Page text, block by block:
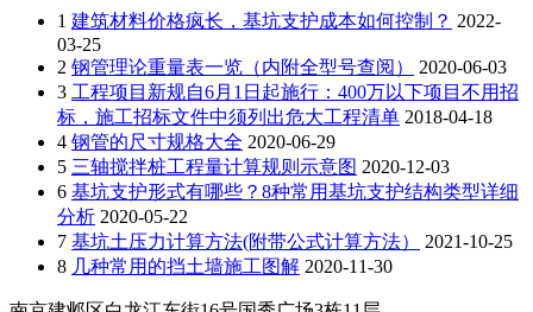
1 建筑材料价格疯长，基坑支护成本如何控制？ 2022-
03-25
2 钢管理论重量表一览（内附全型号查阅）
2020-06-03
3 工程项目新规自6月1日起施行：400万以下项目不用招
标，施工招标文件中须列出危大工程清单 2018-04-18
4 钢管的尺寸规格大全 2020-06-29
5 三轴搅拌桩工程量计算规则示意图 2020-12-03
6 基坑支护形式有哪些？8种常用基坑支护结构类型详细
分析 2020-05-22
7 基坑土压力计算方法(附带公式计算方法）
2021-10-25
8 几种常用的挡土墙施工图解 2020-11-30